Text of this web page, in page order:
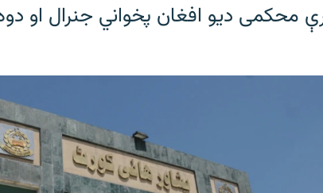
محکمی دیو افغان پخواني جنرال او دوه